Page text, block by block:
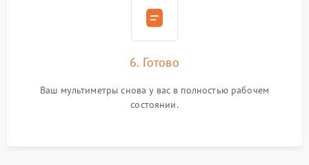
6. Готово
Ваш мультиметры снова у вас в полностью рабочем
состоянии.